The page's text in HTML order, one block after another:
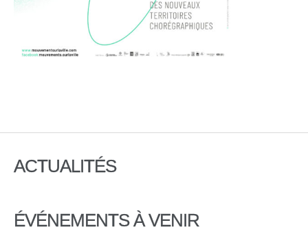
ACTUALITÉS
ÉVÉNEMENTS À VENIR